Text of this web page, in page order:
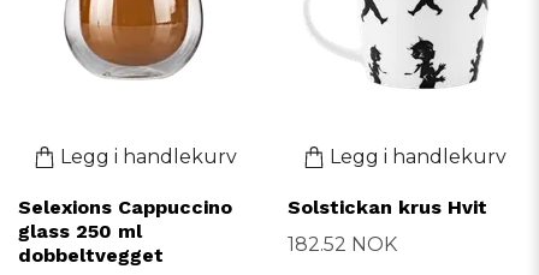
Legg i handlekurv
Selexions Cappuccino
glass 250 ml
dobbeltvegget
Legg i handlekurv
Solstickan krus Hvit
182.52 NOK